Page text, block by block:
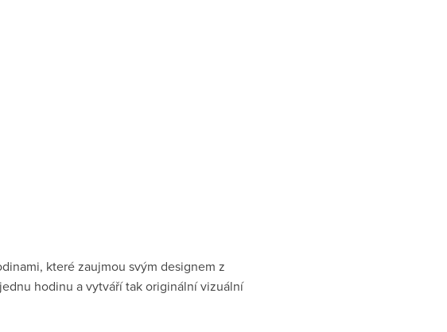
které zaujmou svým designem z
hodinu a vytváří tak originální vizuální